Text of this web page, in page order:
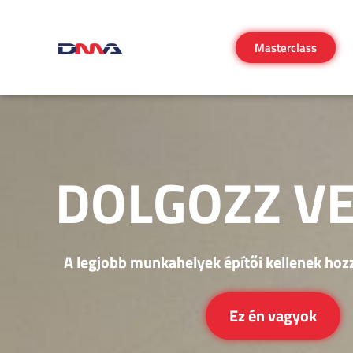
Masterclass
DOLGOZZ
A legjobb munkahelyek építői kellenek
Ez én vagyok